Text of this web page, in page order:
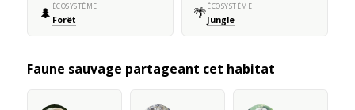
🌲 ÉCOSYSTÈME
Forêt 🌴ÉCOSYSTÈME
Jungle
Faune sauvage partageant cet habitat